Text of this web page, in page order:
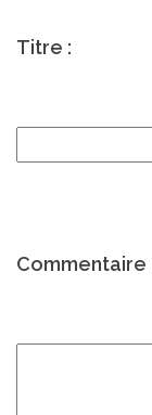
Titre :
Commentaire